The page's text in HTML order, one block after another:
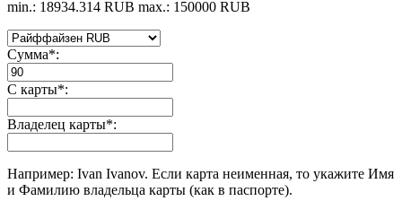
min.: 18934.314 RUB max.: 150000 RUB
Сумма*:
С карты*:
Владелец карты*:
Например: Ivan Ivanov. Если карта неименная, то укажите Имя
и Фамилию владельца карты (как в паспорте).